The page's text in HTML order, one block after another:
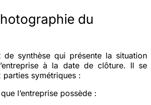
du
de synthèse qui présente la situation
à la date de clôture. Il se
symétriques :
l’entreprise possède :